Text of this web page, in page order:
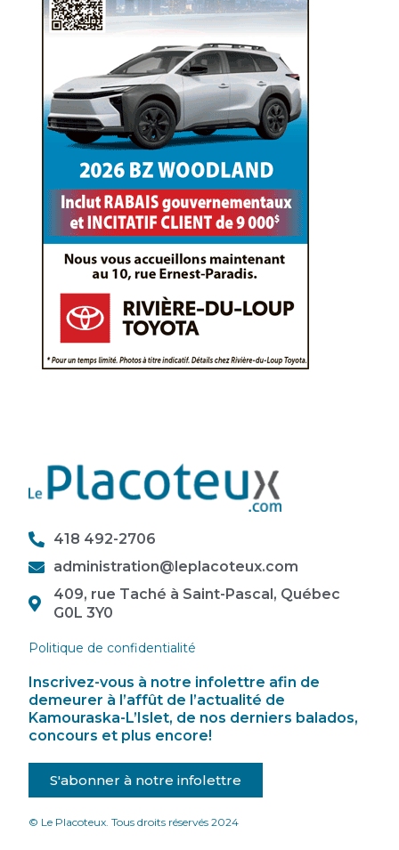
418 492-2706
administration@leplacoteux.com
409, rue Taché à Saint-Pascal, Québec
G0L 3Y0
Politique de confidentialité
Inscrivez-vous à notre infolettre afin de
demeurer à l’affût de l’actualité de
Kamouraska-L’Islet, de nos derniers balados,
concours et plus encore!
S'abonner à notre infolettre
© Le Placoteux. Tous droits réservés 2024